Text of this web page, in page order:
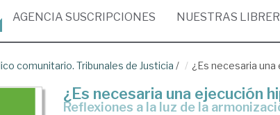
AGENCIA SUSCRIPCIONES NUESTRAS
comunitario. Tribunales de Justicia / ¿Es necesaria
¿Es necesaria una ejecución
reflexiones a la luz de la